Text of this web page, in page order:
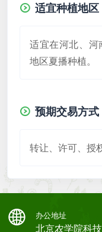
适宜种植地区
适宜在河北、河
地区夏播种植。
预期交易方式
转让、许可、授
办公地址
北京农学院科